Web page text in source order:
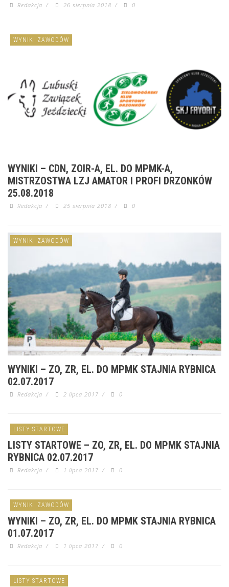
Redakcja / 26 sierpnia 2018 / 0
WYNIKI ZAWODÓW
WYNIKI – CDN, ZOIR-A, EL. DO MPMK-A,
MISTRZOSTWA LZJ AMATOR I PROFI DRZONKÓW
25.08.2018
Redakcja / 25 sierpnia 2018 / 0
WYNIKI ZAWODÓW
WYNIKI – ZO, ZR, EL. DO MPMK STAJNIA RYBNICA
02.07.2017
Redakcja / 2 lipca 2017 / 0
LISTY STARTOWE
LISTY STARTOWE – ZO, ZR, EL. DO MPMK STAJNIA
RYBNICA 02.07.2017
Redakcja / 1 lipca 2017 / 0
WYNIKI ZAWODÓW
WYNIKI – ZO, ZR, EL. DO MPMK STAJNIA RYBNICA
01.07.2017
Redakcja / 1 lipca 2017 / 0
LISTY STARTOWE